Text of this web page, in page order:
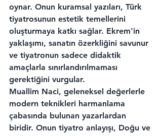
oynar. Onun kuramsal yazıları, Türk
tiyatrosunun estetik temellerini
oluşturmaya katkı sağlar. Ekrem'in
yaklaşımı, sanatın özerkliğini savunur
ve tiyatronun sadece didaktik
amaçlarla sınırlandırılmaması
gerektiğini vurgular.
Muallim Naci, geleneksel değerlerle
modern teknikleri harmanlama
çabasında bulunan yazarlardan
biridir. Onun tiyatro anlayışı, Doğu ve